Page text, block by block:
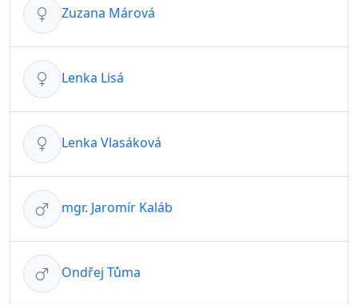
Zuzana Márová
Lenka Lisá
Lenka Vlasáková
mgr. Jaromír Kaláb
Ondřej Tůma